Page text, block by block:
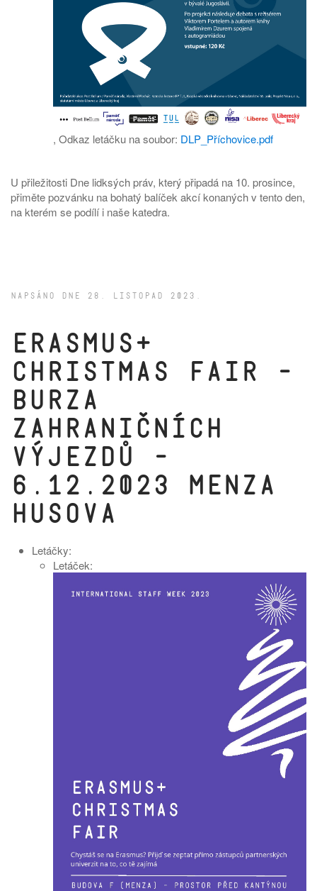
, Odkaz letáčku na soubor: DLP_Příchovice.pdf
U přiležitosti Dne lidksých práv, který připadá na 10. prosince,
přiměte pozvánku na bohatý balíček akcí konaných v tento den,
na kterém se podílí i naše katedra.
NAPSÁNO DNE 28. LISTOPAD 2023 .
Erasmus+
Christmas Fair -
burza
zahraničních
výjezdů -
6.12.2023 menza
Husova
Letáčky:
Letáček: